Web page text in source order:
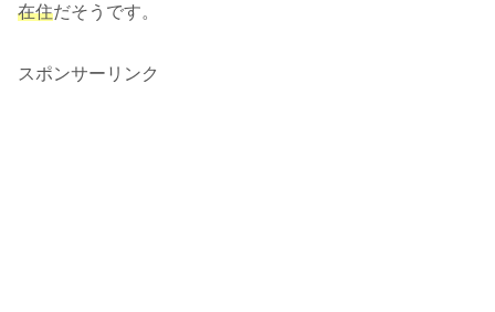
在住だそうです。
スポンサーリンク